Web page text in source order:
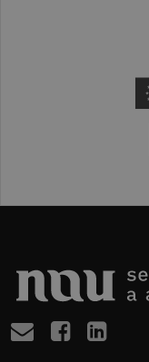
Subscreva
GosteSiga